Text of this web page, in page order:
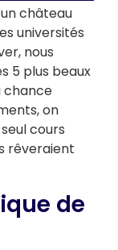
château
universités
nous
5 plus beaux
chance
on
cours
rêveraient
de